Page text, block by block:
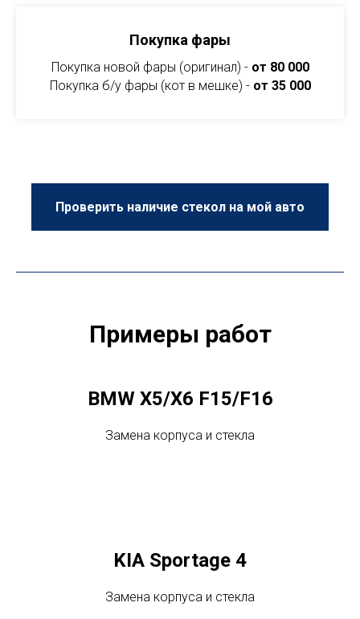
Покупка фары
Покупка новой фары (оригинал) - от 80 000
Покупка б/у фары (кот в мешке) - от 35 000
Проверить наличие стекол на мой авто
Примеры работ
BMW X5/X6 F15/F16
Замена корпуса и стекла
KIA Sportage 4
Замена корпуса и стекла